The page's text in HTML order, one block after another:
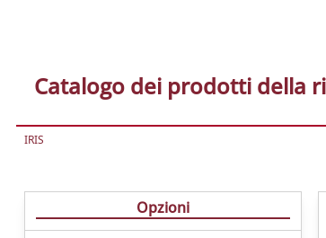
Catalogo dei prodotti della
IRIS
Opzioni